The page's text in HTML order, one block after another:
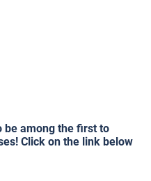
be among the first to
Click on the link below